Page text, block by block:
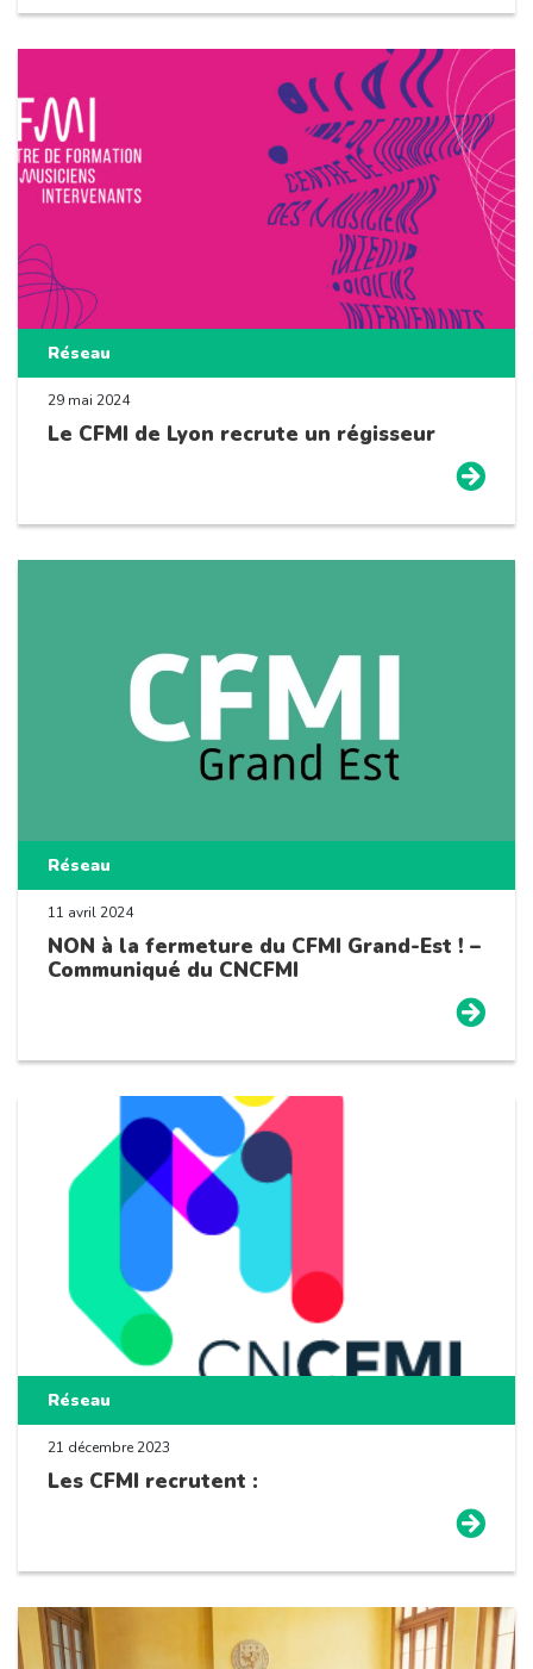
Réseau
29 mai 2024
Le CFMI de Lyon recrute un régisseur
Réseau
11 avril 2024
NON à la fermeture du CFMI Grand-Est ! –
Communiqué du CNCFMI
Réseau
21 décembre 2023
Les CFMI recrutent :